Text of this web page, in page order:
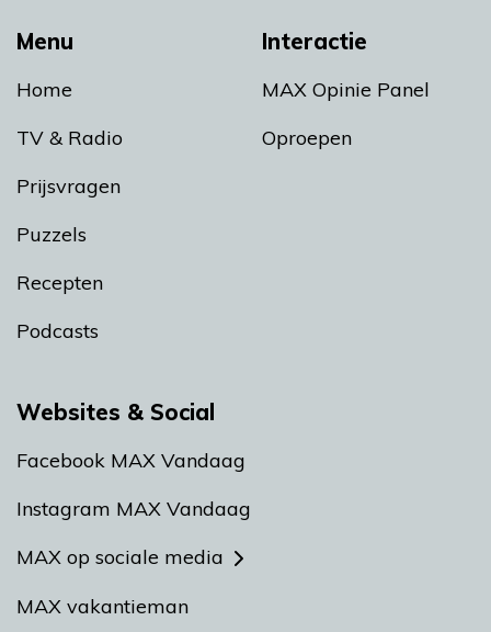
Menu
Home
TV & Radio
Prijsvragen
Puzzels
Recepten
Podcasts
Interactie
MAX Opinie Panel
Oproepen
Websites & Social
Facebook MAX Vandaag
Instagram MAX Vandaag
MAX op sociale media
MAX vakantieman